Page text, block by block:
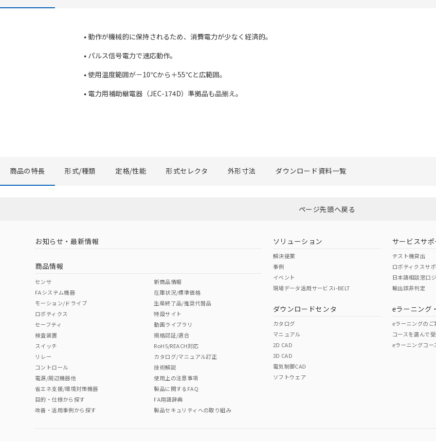
• 動作が機械的に保持されるため、消費電力が少なく経済的。
• パルス信号電力で速応動作。
• 使用温度範囲が－10℃から＋55℃と広範囲。
• 電力用補助継電器（JEC-174D）準拠品も品揃え。
商品の特長 形式/種類 定格/性能 形式セレクタ 外形寸法 ダウンロード資料一覧
ページ先頭へ戻る
お知らせ・最新情報
商品情報
センサ
FAシステム機器
モーション/ドライブ
ロボティクス
セーフティ
検査装置
スイッチ
リレー
コントロール
電源/周辺機器他
省エネ支援/環境対策機器
目的・仕様から探す
改善・活用事例から探す
新商品情報
在庫状況/標準価格
生産終了品/推奨代替品
特設サイト
動画ライブラリ
規格認証/適合
RoHS/REACH対応
カタログ/マニュアル訂正
技術解説
使用上の注意事項
製品に関するFAQ
FA用語辞典
製品セキュリティへの取り組み
ソリューション
解決提案
事例
イベント
現場データ活用サービスi-BELT
ダウンロードセンタ
カタログ
マニュアル
2D CAD
3D CAD
電気制御CAD
ソフトウェア
サービスサポ
テスト機貸出
ロボティクスサ
日本語相談窓口
輸出該非判定
eラーニング
eラーニングのご
コースを選んで
eラーニングコー